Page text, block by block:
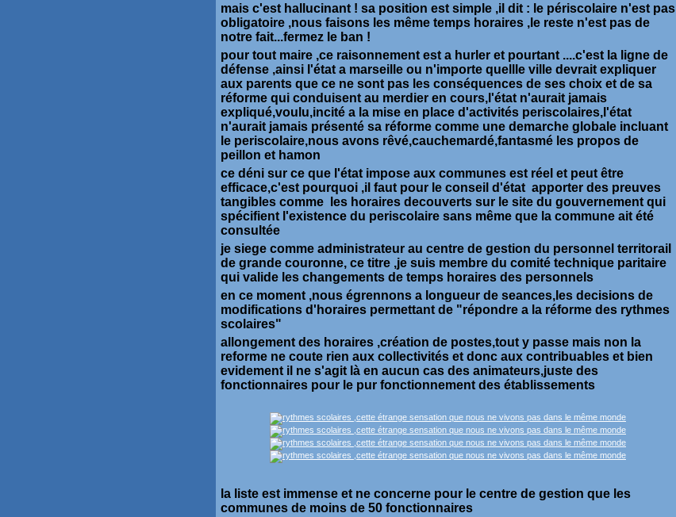
mais c'est hallucinant ! sa position est simple ,il dit : le périscolaire n'est pas
obligatoire ,nous faisons les même temps horaires ,le reste n'est pas de
notre fait...fermez le ban !
pour tout maire ,ce raisonnement est a hurler et pourtant ....c'est la ligne de
défense ,ainsi l'état a marseille ou n'importe quellle ville devrait expliquer
aux parents que ce ne sont pas les conséquences de ses choix et de sa
réforme qui conduisent au merdier en cours,l'état n'aurait jamais
expliqué,voulu,incité a la mise en place d'activités periscolaires,l'état
n'aurait jamais présenté sa réforme comme une demarche globale incluant
le periscolaire,nous avons rêvé,cauchemardé,fantasmé les propos de
peillon et hamon
ce déni sur ce que l'état impose aux communes est réel et peut être
efficace,c'est pourquoi ,il faut pour le conseil d'état apporter des preuves
tangibles comme les horaires decouverts sur le site du gouvernement qui
spécifient l'existence du periscolaire sans même que la commune ait été
consultée
je siege comme administrateur au centre de gestion du personnel territorail
de grande couronne, ce titre ,je suis membre du comité technique paritaire
qui valide les changements de temps horaires des personnels
en ce moment ,nous égrennons a longueur de seances,les decisions de
modifications d'horaires permettant de "répondre a la réforme des rythmes
scolaires"
allongement des horaires ,création de postes,tout y passe mais non la
reforme ne coute rien aux collectivités et donc aux contribuables et bien
evidement il ne s'agit là en aucun cas des animateurs,juste des
fonctionnaires pour le pur fonctionnement des établissements
la liste est immense et ne concerne pour le centre de gestion que les
communes de moins de 50 fonctionnaires